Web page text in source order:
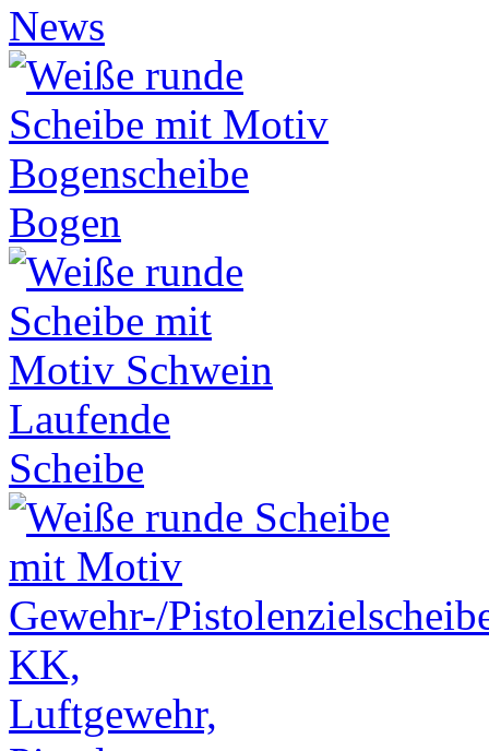
News
Bogen
Laufende
Scheibe
KK,
Luftgewehr,